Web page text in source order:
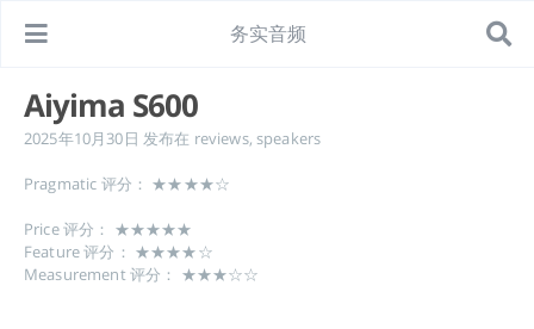
务实音频
Aiyima S600
2025年10月30日 发布在 reviews,speakers
Pragmatic 评分： ★★★★☆
Price 评分： ★★★★★
Feature 评分： ★★★★☆
Measurement 评分： ★★★☆☆